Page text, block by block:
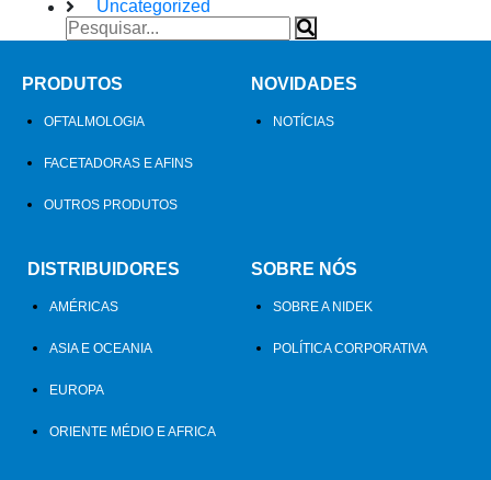
Uncategorized
PRODUTOS
OFTALMOLOGIA
FACETADORAS E AFINS
OUTROS PRODUTOS
NOVIDADES
NOTÍCIAS
DISTRIBUIDORES
AMÉRICAS
ASIA E OCEANIA
EUROPA
ORIENTE MÉDIO E AFRICA
SOBRE NÓS
SOBRE A NIDEK
POLÍTICA CORPORATIVA